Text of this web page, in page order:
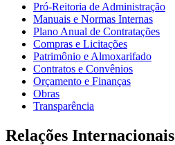
Pró-Reitoria de Administração
Manuais e Normas Internas
Plano Anual de Contratações
Compras e Licitações
Patrimônio e Almoxarifado
Contratos e Convênios
Orçamento e Finanças
Obras
Transparência
Relações Internacionais